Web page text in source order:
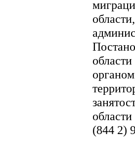
(844 2)